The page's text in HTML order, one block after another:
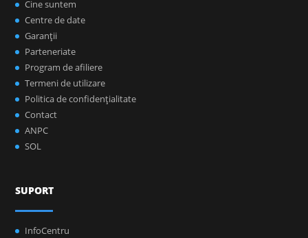
Cine suntem
Centre de date
Garanţii
Parteneriate
Program de afiliere
Termeni de utilizare
Politica de confidenţialitate
Contact
ANPC
SOL
SUPORT
InfoCentru